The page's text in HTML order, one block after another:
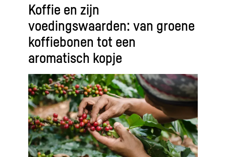
Koffie en zijn
voedingswaarden: van groene
koffiebonen tot een
aromatisch kopje